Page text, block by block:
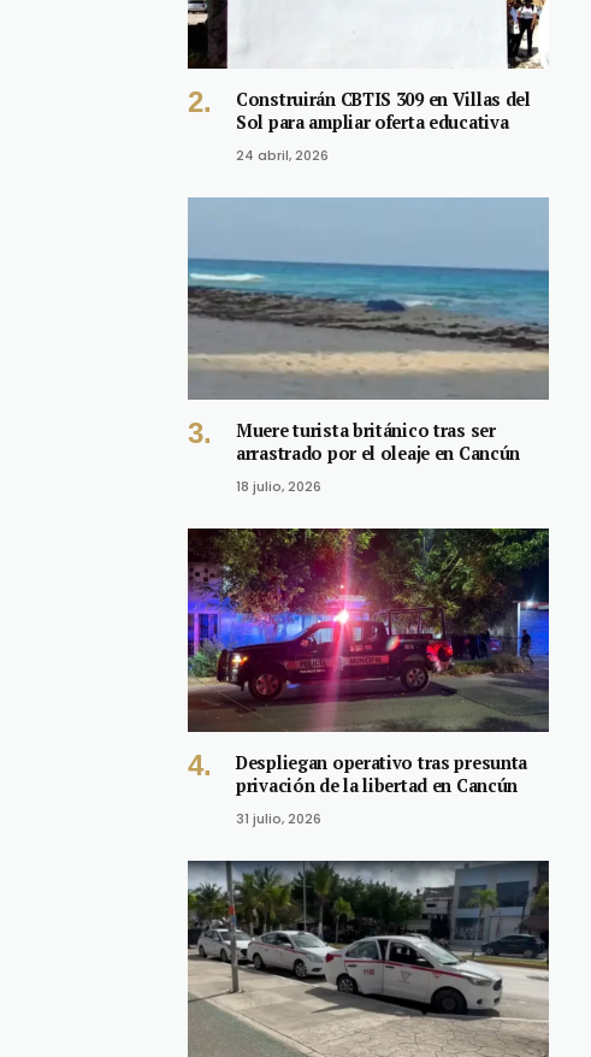
Construirán CBTIS 309 en Villas del
Sol para ampliar oferta educativa
24 abril, 2026
Muere turista británico tras ser
arrastrado por el oleaje en Cancún
18 julio, 2026
Despliegan operativo tras presunta
privación de la libertad en Cancún
31 julio, 2026